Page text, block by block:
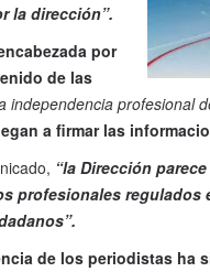
la dirección”.
por
de las
independencia profesional
a firmar las
“la Dirección
profesionales
de los periodistas ha